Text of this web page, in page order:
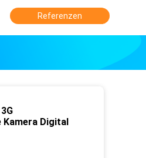
Referenzen
Digital